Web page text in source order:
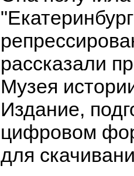
"Екатеринбург
рассказали
Музея
Издание,
цифровом
для